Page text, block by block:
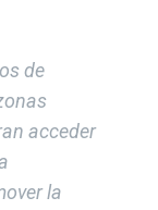
de
acceder
la